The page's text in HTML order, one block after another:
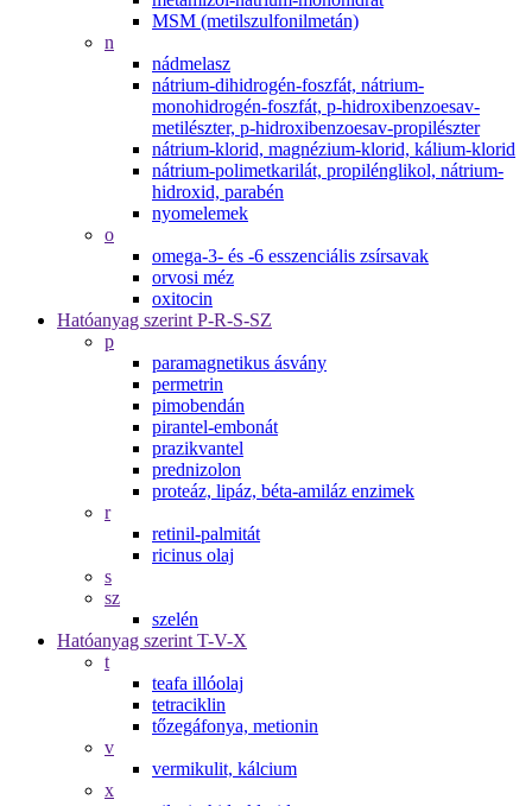
MSM (metilszulfonilmetán)
n
nádmelasz
nátrium-dihidrogén-foszfát, nátrium-
monohidrogén-foszfát, p-hidroxibenzoesav-
metilészter, p-hidroxibenzoesav-propilészter
nátrium-klorid, magnézium-klorid, kálium-klorid
nátrium-polimetkarilát, propilénglikol, nátrium-
hidroxid, parabén
nyomelemek
o
omega-3- és -6 esszenciális zsírsavak
orvosi méz
oxitocin
Hatóanyag szerint P-R-S-SZ
p
paramagnetikus ásvány
permetrin
pimobendán
pirantel-embonát
prazikvantel
prednizolon
proteáz, lipáz, béta-amiláz enzimek
r
retinil-palmitát
ricinus olaj
s
sz
szelén
Hatóanyag szerint T-V-X
t
teafa illóolaj
tetraciklin
tőzegáfonya, metionin
v
vermikulit, kálcium
x